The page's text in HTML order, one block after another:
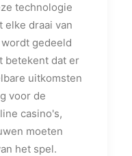
technologie
elke draai van
gedeeld
betekent dat er
uitkomsten
voor de
casino's,
moeten
het spel.